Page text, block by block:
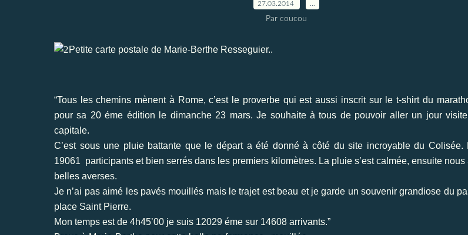
27.03.2014
Par coucou
Petite carte postale de Marie-Berthe Resseguier..
“Tous les chemins mènent à Rome, c’est le proverbe qui est aussi inscrit sur le t-shirt du
pour sa 20 éme édition le dimanche 23 mars. Je souhaite à tous de pouvoir aller un jour
capitale.
C’est sous une pluie battante que le départ a été donné à côté du site incroyable du Colisée.
19061 participants et bien serrés dans les premiers kilomètres. La pluie s’est calmée, ensuite nous
belles averses.
Je n’ai pas aimé les pavés mouillés mais le trajet est beau et je garde un souvenir grandiose du
place Saint Pierre.
Mon temps est de 4h45’00 je suis 12029 éme sur 14608 arrivants.”